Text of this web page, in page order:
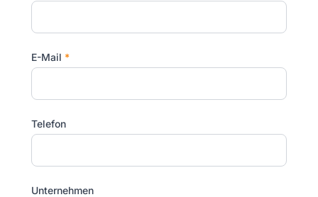
E-Mail *
Telefon
Unternehmen